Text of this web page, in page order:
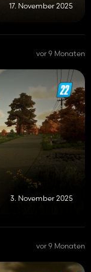
17. November 2025
vor 9 Monaten
3. November 2025
vor 9 Monaten